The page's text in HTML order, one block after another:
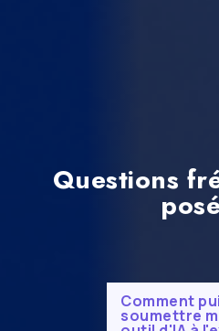
Questions
Comment
soumettre